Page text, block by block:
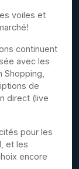
voiles et
continuent
avec les
de
direct (live
pour les
et les
encore